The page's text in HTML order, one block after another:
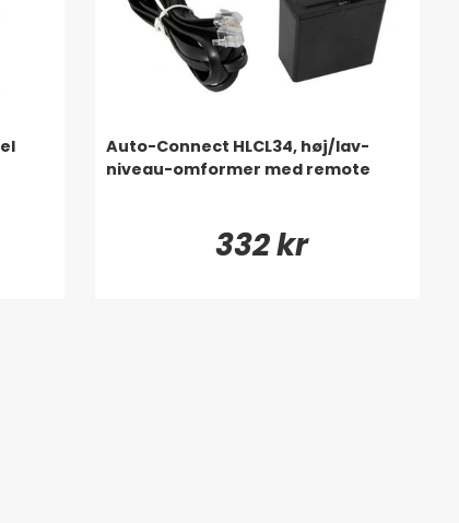
Auto-Connect HLCL34, høj/lav-
niveau-omformer med remote
332 kr